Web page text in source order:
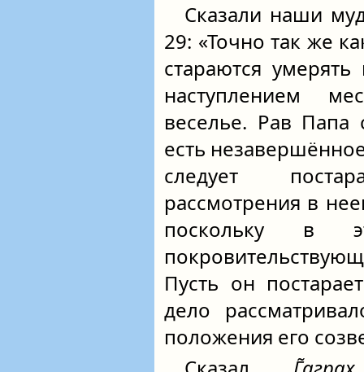
Сказали наши
29: «Точно так же
стараются
наступлением
веселье. Рав Папа
есть
следует
рассмотрения в
поскольку в
Пусть он
дело
положения его